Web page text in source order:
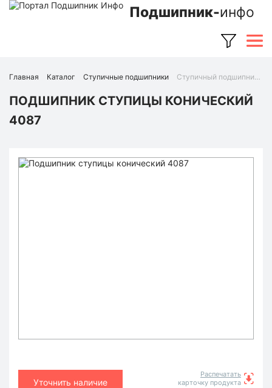
Подшипник-инфо
Главная Каталог Ступичные подшипники Ступичный подшипник 4087 (Ruville)
ПОДШИПНИК СТУПИЦЫ КОНИЧЕСКИЙ
4087
Уточнить наличие
Распечатать
карточку продукта